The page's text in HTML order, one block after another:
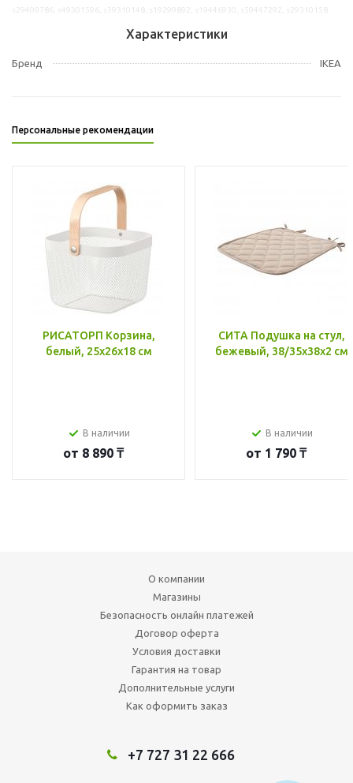
Характеристики
Бренд IKEA
Персональные рекомендации
РИСАТОРП Корзина,
белый, 25x26x18 см
В наличии
от 8 890 ₸
СИТА Подушка на стул,
бежевый, 38/35x38x2 см
В наличии
от 1 790 ₸
О компании
Магазины
Безопасность онлайн платежей
Договор оферта
Условия доставки
Гарантия на товар
Дополнительные услуги
Как оформить заказ
+7 727 31 22 666